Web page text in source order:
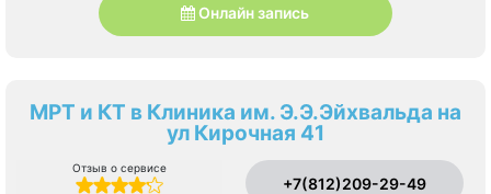
Онлайн запись
МРТ и КТ в Клиника им. Э.Э.Эйхвальда на
ул Кирочная 41
Отзыв о сервисе
+7(812)209-29-49